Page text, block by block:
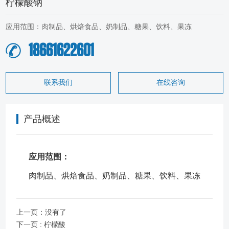
柠檬酸钠
应用范围：肉制品、烘焙食品、奶制品、糖果、饮料、果冻
18661622601
联系我们 在线咨询
产品概述
应用范围：
肉制品、烘焙食品、奶制品、糖果、饮料、果冻
上一页：没有了
下一页 : 柠檬酸